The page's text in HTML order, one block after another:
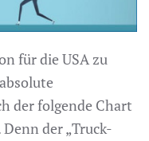
für die USA zu
der folgende Chart
der „Truck-